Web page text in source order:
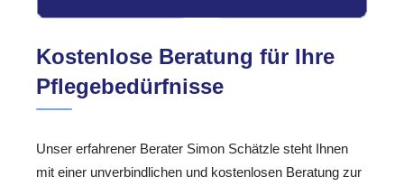
Kostenlose Beratung für Ihre
Pflegebedürfnisse
Unser erfahrener Berater Simon Schätzle steht Ihnen
mit einer unverbindlichen und kostenlosen Beratung zur